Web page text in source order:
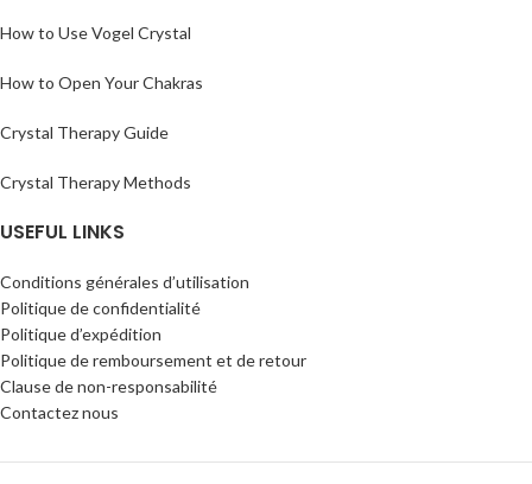
How to Use Vogel Crystal
How to Open Your Chakras
Crystal Therapy Guide
Crystal Therapy Methods
USEFUL LINKS
Conditions générales d’utilisation
Politique de confidentialité
Politique d’expédition
Politique de remboursement et de retour
Clause de non-responsabilité
Contactez nous